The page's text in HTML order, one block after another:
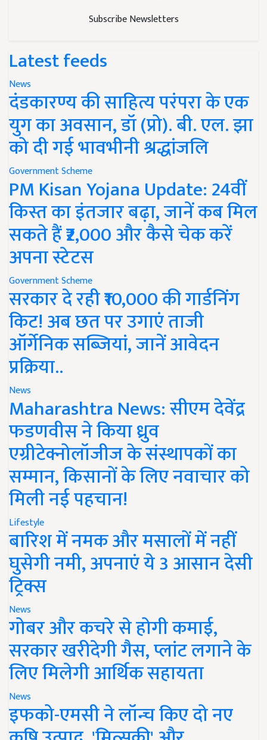
Subscribe Newsletters
Latest feeds
News
दंडकारण्य की साहित्य परंपरा के एक
युग का अवसान, डॉ (प्रो). बी. एल. झा
को दी गई भावभीनी श्रद्धांजलि
Government Scheme
PM Kisan Yojana Update: 24वीं
किस्त का इंतजार बढ़ा, जानें कब मिल
सकते हैं ₹2,000 और कैसे चेक करें
अपना स्टेटस
Government Scheme
सरकार दे रही ₹10,000 की गार्डनिंग
किट! अब छत पर उगाएं ताजी
ऑर्गेनिक सब्जियां, जानें आवेदन
प्रक्रिया..
News
Maharashtra News: सीएम देवेंद्र
फडणवीस ने किया ध्रुव
एग्रीटेक्नोलॉजीज के संस्थापकों का
सम्मान, किसानों के लिए नवाचार को
मिली नई पहचान!
Lifestyle
बारिश में नमक और मसालों में नहीं
घुसेगी नमी, अपनाएं ये 3 आसान देसी
ट्रिक्स
News
गोबर और कचरे से होगी कमाई,
सरकार खरीदेगी गैस, प्लांट लगाने के
लिए मिलेगी आर्थिक सहायता
News
इफको-एमसी ने लॉन्च किए दो नए